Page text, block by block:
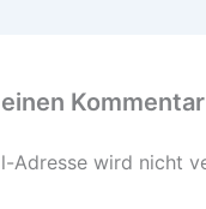
Kommentar
Adresse wird nicht